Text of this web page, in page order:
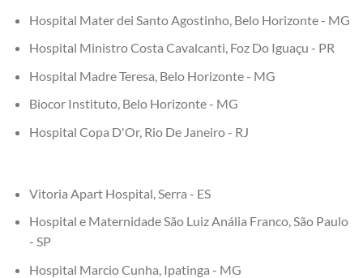
Hospital Mater dei Santo Agostinho, Belo Horizonte - MG
Hospital Ministro Costa Cavalcanti, Foz Do Iguaçu - PR
Hospital Madre Teresa, Belo Horizonte - MG
Biocor Instituto, Belo Horizonte - MG
Hospital Copa D'Or, Rio De Janeiro - RJ
Vitoria Apart Hospital, Serra - ES
Hospital e Maternidade São Luiz Anália Franco, São Paulo
- SP
Hospital Marcio Cunha, Ipatinga - MG